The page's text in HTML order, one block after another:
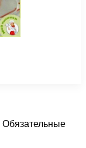
Обязательные